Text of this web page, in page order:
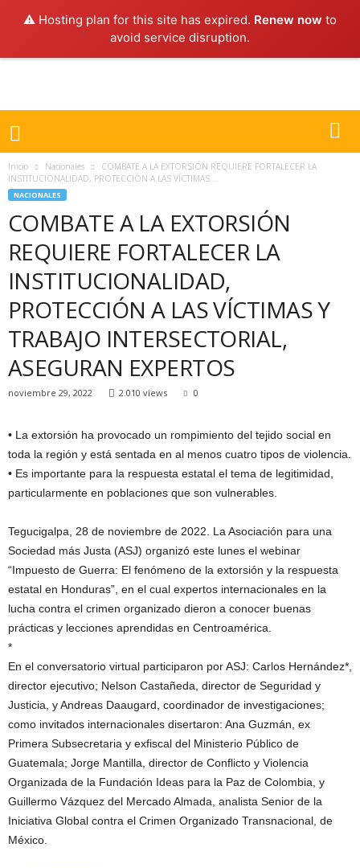
⚠️ Hosting plan for this site has expired. Renew now to
avoid service disruption.
Inicio Nacionales
COMBATE A LA EXTORSIÓN REQUIERE FORTALECER LA
INSTITUCIONALIDAD, PROTECCIÓN A LAS VÍCTIMAS...
NACIONALES
COMBATE A LA EXTORSIÓN
REQUIERE FORTALECER LA
INSTITUCIONALIDAD,
PROTECCIÓN A LAS VÍCTIMAS Y
TRABAJO INTERSECTORIAL,
ASEGURAN EXPERTOS
noviembre 29, 2022 2.010 views 0
• La extorsión ha provocado un rompimiento del tejido social en
toda la región y está sentada en al menos cuatro tipos de violencia.
• Es importante para la respuesta estatal el tema de legitimidad,
particularmente en poblaciones que son vulnerables.
Tegucigalpa, 28 de noviembre de 2022. La Asociación para una
Sociedad más Justa (ASJ) organizó este lunes el webinar
“Impuesto de Guerra: El fenómeno de la extorsión y la respuesta
estatal en Honduras”, en el cual expertos internacionales en la
lucha contra el crimen organizado dieron a conocer buenas
prácticas y lecciones aprendidas en Centroamérica.
*
En el conversatorio virtual participaron por ASJ: Carlos Hernández*,
director ejecutivo; Nelson Castañeda, director de Seguridad y
Justicia, y Andreas Daaugard, coordinador de investigaciones;
como invitados internacionales disertaron: Ana Guzmán, ex
Primera Subsecretaria y exfiscal del Ministerio Público de
Guatemala; Jorge Mantilla, director de Conflicto y Violencia
Organizada de la Fundación Ideas para la Paz de Colombia, y
Guillermo Vázquez del Mercado Almada, analista Senior de la
Iniciativa Global contra el Crimen Organizado Transnacional, de
México.